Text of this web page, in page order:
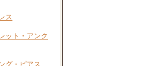
ス
ット・アンク
グ・ピアス